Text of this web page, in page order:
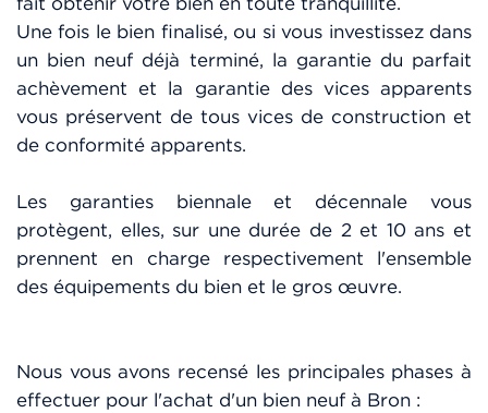
Une fois le bien finalisé, ou si vous investissez dans
un bien neuf déjà terminé, la garantie du parfait
achèvement et la garantie des vices apparents
vous préservent de tous vices de construction et
de conformité apparents.
Les garanties biennale et décennale vous
protègent, elles, sur une durée de 2 et 10 ans et
prennent en charge respectivement l'ensemble
des équipements du bien et le gros œuvre.
Nous vous avons recensé les principales phases à
effectuer pour l'achat d'un bien neuf à Bron :